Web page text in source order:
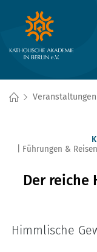
Veranstaltungen
Führungen & Reisen
Der reiche
Himmlische